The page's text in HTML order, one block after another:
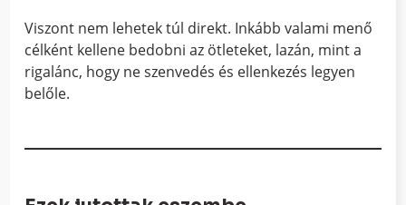
Viszont nem lehetek túl direkt. Inkább valami menő
célként kellene bedobni az ötleteket, lazán, mint a
rigalánc, hogy ne szenvedés és ellenkezés legyen
belőle.